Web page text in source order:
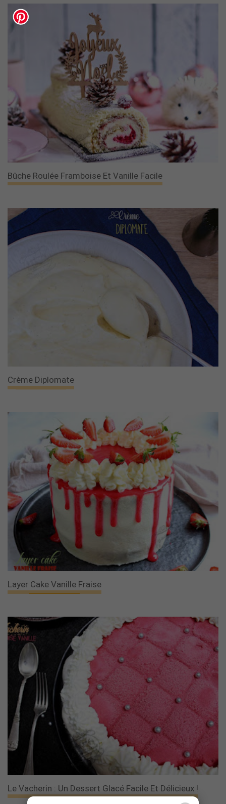
Bûche Roulée Framboise Et Vanille Facile
Crème Diplomate
Layer Cake Vanille Fraise
Le Vacherin : Un Dessert Glacé Facile Et Délicieux !